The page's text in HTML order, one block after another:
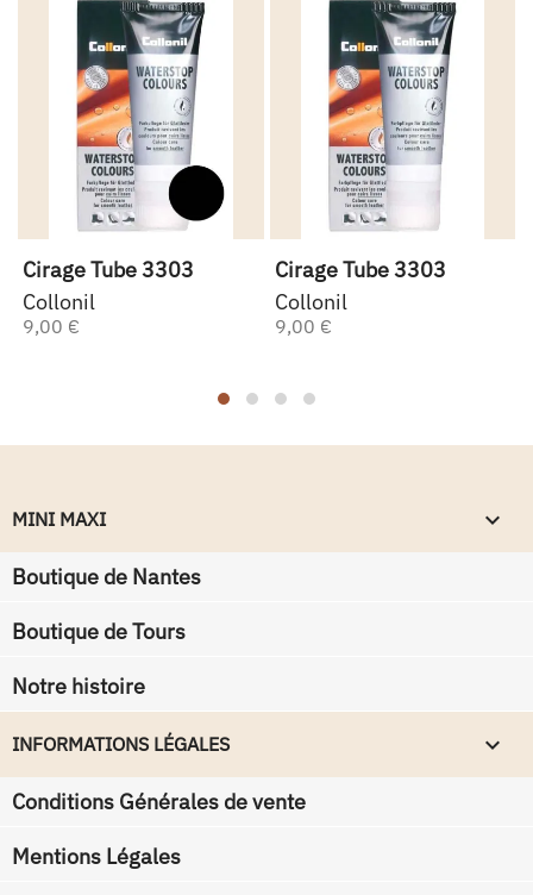
Cirage Tube 3303
Collonil
9,00 €
Cirage Tube 3303
Collonil
9,00 €
MINI MAXI keyboard_arrow_down
Boutique de Nantes
Boutique de Tours
Notre histoire
INFORMATIONS LÉGALES keyboard_arrow_down
Conditions Générales de vente
Mentions Légales